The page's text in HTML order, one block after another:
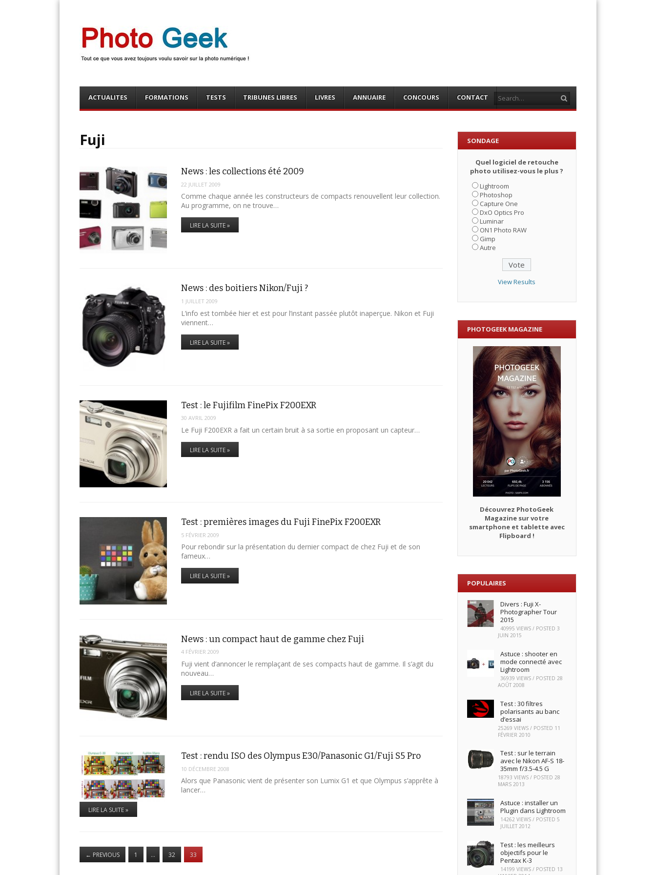
Photo Geek
Menu
content
ACTUALITES FORMATIONS TESTS TRIBUNES LIBRES LIVRES ANNUAIRE CONCOURS CONTACT
Fuji
News : les collections été 2009
22 JUILLET 2009
Comme chaque année les constructeurs de compacts renouvellent leur collection.
Au programme, on ne trouve…
LIRE LA SUITE »
News : des boitiers Nikon/Fuji ?
1 JUILLET 2009
L’info est tombée hier et est pour l’instant passée plutôt inaperçue. Nikon et Fuji
viennent…
LIRE LA SUITE »
Test : le Fujifilm FinePix F200EXR
30 AVRIL 2009
Le Fuji F200EXR a fait un certain bruit à sa sortie en proposant un capteur…
LIRE LA SUITE »
Test : premières images du Fuji FinePix F200EXR
5 FÉVRIER 2009
Pour rebondir sur la présentation du dernier compact de chez Fuji et de son
fameux…
LIRE LA SUITE »
News : un compact haut de gamme chez Fuji
4 FÉVRIER 2009
Fuji vient d’annoncer le remplaçant de ses compacts haut de gamme. Il s’agit du
nouveau…
LIRE LA SUITE »
Test : rendu ISO des Olympus E30/Panasonic G1/Fuji S5 Pro
10 DÉCEMBRE 2008
Alors que Panasonic vient de présenter son Lumix G1 et que Olympus s’apprête à
lancer…
LIRE LA SUITE »
← PREVIOUS 1 … 32 33
SONDAGE
Quel logiciel de retouche
photo utilisez-vous le plus ?
Lightroom
Photoshop
Capture One
DxO Optics Pro
Luminar
ON1 Photo RAW
Gimp
Autre
View Results
PHOTOGEEK MAGAZINE
Découvrez PhotoGeek
Magazine sur votre
smartphone et tablette avec
Flipboard !
POPULAIRES
Divers : Fuji X-
Photographer Tour
2015
40995 VIEWS / POSTED3
JUIN 2015
Astuce : shooter en
mode connecté avec
Lightroom
36939 VIEWS / POSTED28
AOÛT 2008
Test : 30 filtres
polarisants au banc
d’essai
25269 VIEWS / POSTED 11
FÉVRIER 2010
Test : sur le terrain
avec le Nikon AF-S 18-
35mm f/3.5-4.5 G
18793 VIEWS / POSTED28
MARS 2013
Astuce : installer un
Plugin dans Lightroom
14262 VIEWS / POSTED5
JUILLET 2012
Test : les meilleurs
objectifs pour le
Pentax K-3
14199 VIEWS / POSTED 13